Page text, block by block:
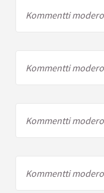
Kommentti
Kommentti
Kommentti
Kommentti